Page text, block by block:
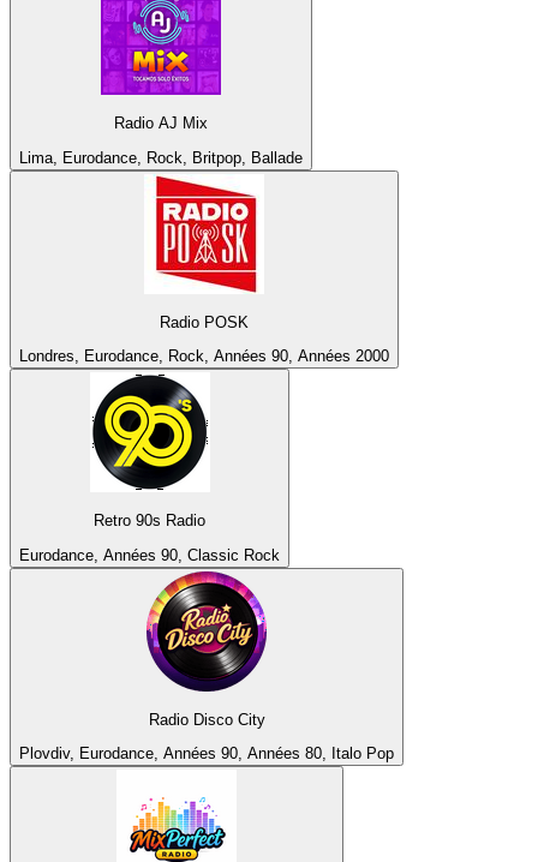
Radio AJ Mix
Lima, Eurodance, Rock, Britpop, Ballade
Radio POSK
Londres, Eurodance, Rock, Années 90, Années 2000
Retro 90s Radio
Eurodance, Années 90, Classic Rock
Radio Disco City
Plovdiv, Eurodance, Années 90, Années 80, Italo Pop